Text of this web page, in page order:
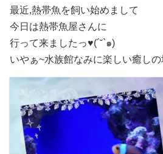
最近,熱帯魚 を飼い始めまして
今日は熱帯魚屋さんに
行って来ましたっ♥(´˘`๑)
いやぁ~水族館なみに楽しい癒しの